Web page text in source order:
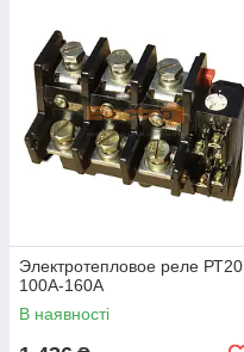
Электротепловое реле РТ20
100А-160А
В наявності